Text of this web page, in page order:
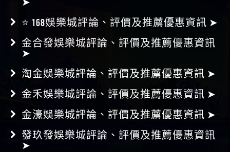
⭐ 168娛樂城評論、評價及推薦優惠資訊 ➤
金合發娛樂城評論、評價及推薦優惠資訊
➤
淘金娛樂城評論、評價及推薦優惠資訊 ➤
金禾娛樂城評論、評價及推薦優惠資訊 ➤
金濠娛樂城評論、評價及推薦優惠資訊 ➤
發玖發娛樂城評論、評價及推薦優惠資訊
➤